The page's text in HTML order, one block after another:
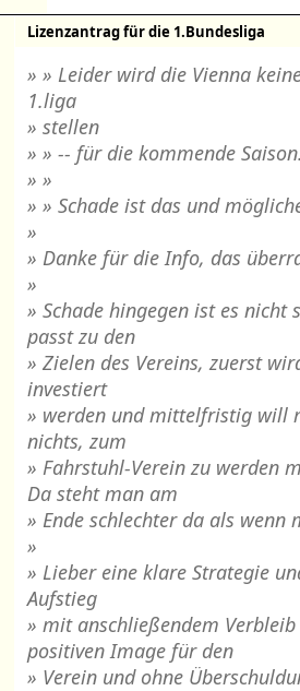
Lizenzantrag für die 1.Bundesliga
» » Leider wird die Vienna
1.liga
» stellen
» » -- für die kommende
» »
» » Schade ist das und
»
» Danke für die Info, das
»
» Schade hingegen ist es nicht
passt zu den
» Zielen des Vereins, zuerst
investiert
» werden und mittelfristig will
nichts, zum
» Fahrstuhl-Verein zu werden
Da steht man am
» Ende schlechter da als
»
» Lieber eine klare Strategie
Aufstieg
» mit anschließendem
positiven Image für den
» Verein und ohne